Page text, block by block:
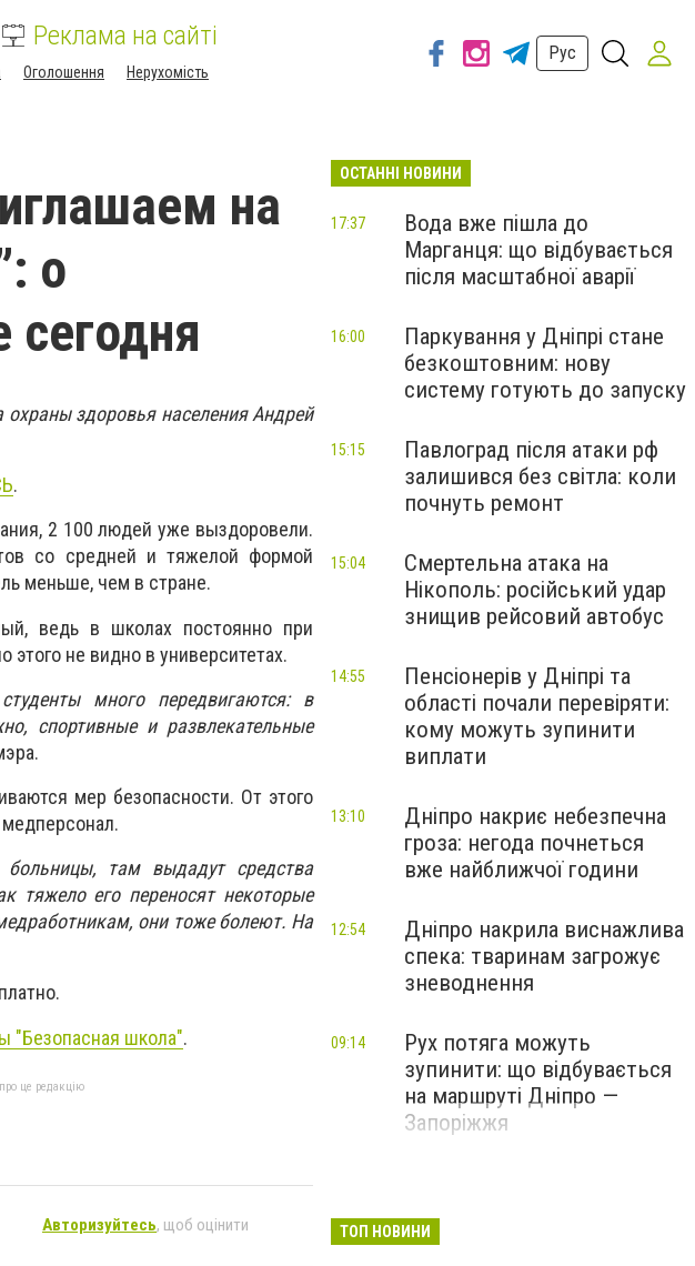
Реклама на сайті
Оголошення Нерухомість
Рус
на
о
сегодня
охраны здоровья населения Андрей
.
2 100 людей уже выздоровели.
со средней и тяжелой формой
меньше, чем в стране.
ведь в школах постоянно при
не видно в университетах.
много передвигаются: в
спортивные и развлекательные
мер безопасности. От этого
медперсонал.
там выдадут средства
тяжело его переносят некоторые
они тоже болеют. На
"Безопасная школа".
це редакцію
Авторизуйтесь, щоб оцінити
ОСТАННІ НОВИНИ
Вода вже пішла до
Марганця: що відбувається
після масштабної аварії
17:37
Паркування у Дніпрі стане
безкоштовним: нову
систему готують до запуску
16:00
Павлоград після атаки рф
залишився без світла: коли
почнуть ремонт
15:15
Смертельна атака на
Нікополь: російський удар
знищив рейсовий автобус
15:04
Пенсіонерів у Дніпрі та
області почали перевіряти:
кому можуть зупинити
виплати
14:55
Дніпро накриє небезпечна
гроза: негода почнеться
вже найближчої години
13:10
Дніпро накрила виснажлива
спека: тваринам загрожує
зневоднення
12:54
Рух потяга можуть
зупинити: що відбувається
на маршруті Дніпро —
Запоріжжя
09:14
ТОП НОВИНИ